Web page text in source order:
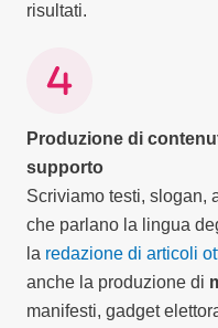
risultati.
Produzione di
supporto
Scriviamo testi, slogan,
che parlano la lingua
la redazione di articoli
anche la produzione di
manifesti, gadget